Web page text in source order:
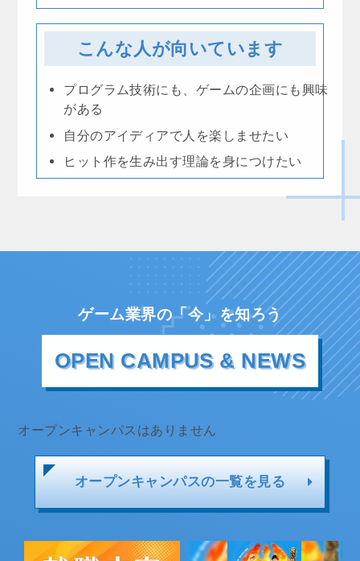
こんな人が向いています
プログラム技術にも、ゲームの企画にも興味
がある
自分のアイディアで人を楽しませたい
ヒット作を生み出す理論を身につけたい
ゲーム業界の「今」を知ろう
OPEN CAMPUS & NEWS
オープンキャンパスはありません
オープンキャンパスの一覧を見る